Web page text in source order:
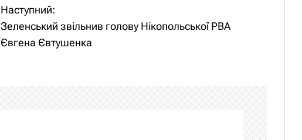
Наступний:
Зеленський звільнив голову Нікопольської РВА
Євгена Євтушенка